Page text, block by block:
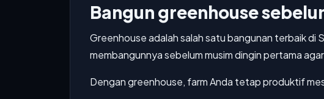
Bangun greenhouse
Greenhouse adalah salah satu bangunan terbaik di
membangunnya sebelum musim dingin pertama
Dengan greenhouse, farm Anda tetap produktif